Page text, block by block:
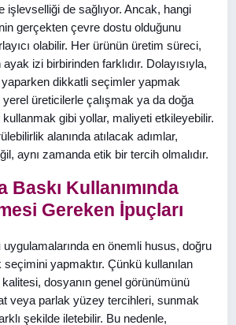
işlevselliği de sağlıyor. Ancak, hangi
gerçekten çevre dostu olduğunu
olabilir. Her ürünün üretim süreci,
izi birbirinden farklıdır. Dolayısıyla,
yaparken dikkatli seçimler yapmak
üreticilerle çalışmak ya da doğa
gibi yollar, maliyeti etkileyebilir.
alanında atılacak adımlar,
aynı zamanda etik bir tercih olmalıdır.
Baskı Kullanımında
Gereken İpuçları
uygulamalarında en önemli husus, doğru
yapmaktır. Çünkü kullanılan
kalitesi, dosyanın genel görünümünü
veya parlak yüzey tercihleri, sunmak
şekilde iletebilir. Bu nedenle,